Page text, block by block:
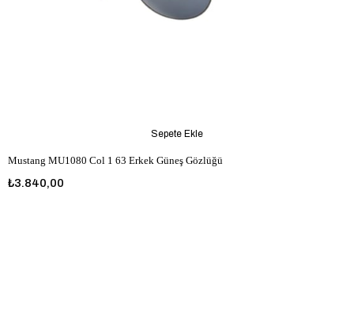
Mustang MU1080 Col 1 63 Erkek Güneş Gözlüğü
₺3.840,00
Sepete Ekle